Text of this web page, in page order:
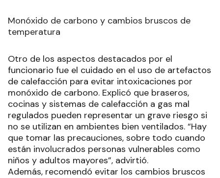
Monóxido de carbono y cambios bruscos de
temperatura
Otro de los aspectos destacados por el
funcionario fue el cuidado en el uso de artefactos
de calefacción para evitar intoxicaciones por
monóxido de carbono. Explicó que braseros,
cocinas y sistemas de calefacción a gas mal
regulados pueden representar un grave riesgo si
no se utilizan en ambientes bien ventilados. “Hay
que tomar las precauciones, sobre todo cuando
están involucrados personas vulnerables como
niños y adultos mayores”, advirtió.
Además, recomendó evitar los cambios bruscos